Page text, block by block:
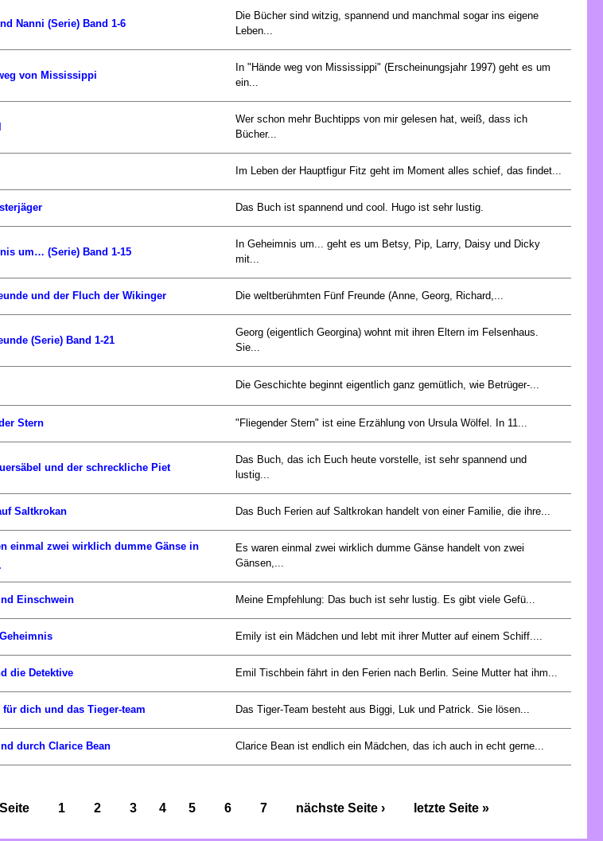
Nanni (Serie) Band 1-6
Die Bücher sind witzig, spannend und manchmal sogar ins eigene
Leben...
von Mississippi
In "Hände weg von Mississippi" (Erscheinungsjahr 1997) geht es um
ein...
Wer schon mehr Buchtipps von mir gelesen hat, weiß, dass ich
Bücher...
Im Leben der Hauptfigur Fitz geht im Moment alles schief, das findet...
Das Buch ist spannend und cool. Hugo ist sehr lustig.
um… (Serie) Band 1-15
In Geheimnis um... geht es um Betsy, Pip, Larry, Daisy und Dicky
mit...
und der Fluch der Wikinger Die weltberühmten Fünf Freunde (Anne, Georg, Richard,...
(Serie) Band 1-21
Georg (eigentlich Georgina) wohnt mit ihren Eltern im Felsenhaus.
Sie...
Die Geschichte beginnt eigentlich ganz gemütlich, wie Betrüger-...
Stern "Fliegender Stern" ist eine Erzählung von Ursula Wölfel. In 11...
und der schreckliche Piet
Das Buch, das ich Euch heute vorstelle, ist sehr spannend und
lustig...
Saltkrokan Das Buch Ferien auf Saltkrokan handelt von einer Familie, die ihre...
einmal zwei wirklich dumme Gänse in
Es waren einmal zwei wirklich dumme Gänse handelt von zwei
Gänsen,...
Einschwein Meine Empfehlung: Das buch ist sehr lustig. Es gibt viele Gefü...
Emily ist ein Mädchen und lebt mit ihrer Mutter auf einem Schiff....
die Detektive Emil Tischbein fährt in den Ferien nach Berlin. Seine Mutter hat ihm...
dich und das Tieger-team Das Tiger-Team besteht aus Biggi, Luk und Patrick. Sie lösen...
durch Clarice Bean Clarice Bean ist endlich ein Mädchen, das ich auch in echt gerne...
1 2 3 4 5 6 7 nächste Seite › letzte Seite »